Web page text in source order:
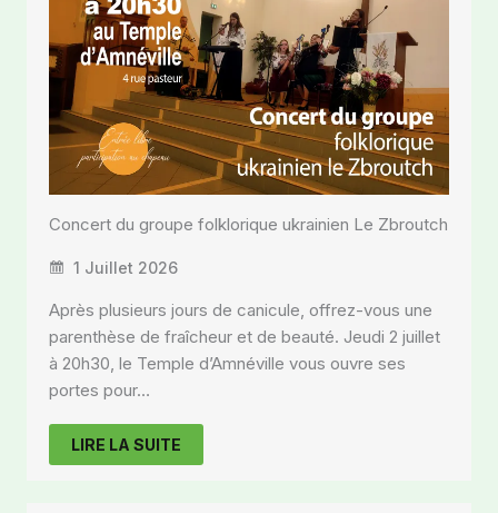
Concert du groupe folklorique ukrainien Le Zbroutch
1 Juillet 2026
Après plusieurs jours de canicule, offrez-vous une
parenthèse de fraîcheur et de beauté. Jeudi 2 juillet
à 20h30, le Temple d’Amnéville vous ouvre ses
portes pour…
LIRE LA SUITE